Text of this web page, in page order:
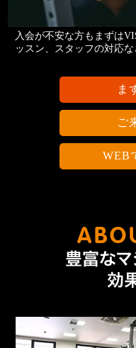
入会が不安な方もまずは
ッスン、スタッフの対応
ま
ご
WEB